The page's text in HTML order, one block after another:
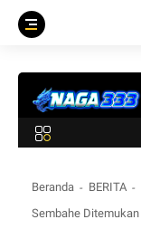
Beranda BERITA
Sembahe Ditemukan